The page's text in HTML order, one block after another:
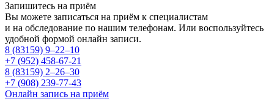
Запишитесь на приём
Вы можете записаться на приём к специалистам
и на обследование по нашим телефонам. Или воспользуйтесь
удобной формой онлайн записи.
8 (83159) 9–22–10
+7 (952) 458-67-21
8 (83159) 2–26–30
+7 (908) 239-77-43
Онлайн запись на приём